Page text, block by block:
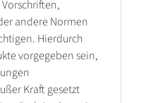
andere Normen
Hierdurch
vorgegeben sein,
Kraft gesetzt